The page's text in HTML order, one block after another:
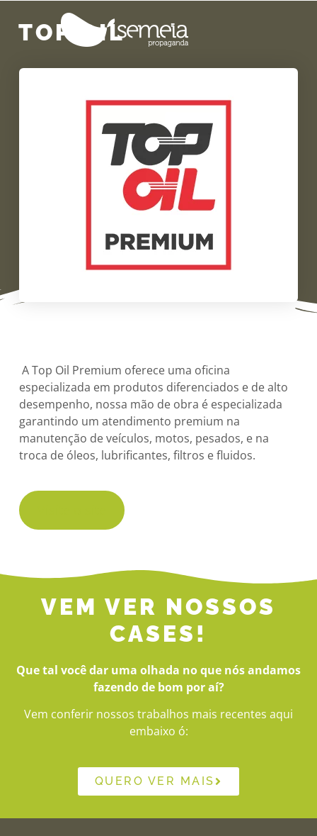
TOP OIL
A Top Oil Premium oferece uma oficina
especializada em produtos diferenciados e de alto
desempenho, nossa mão de obra é especializada
garantindo um atendimento premium na
manutenção de veículos, motos, pesados, e na
troca de óleos, lubrificantes, filtros e fluidos.
VEM VER NOSSOS
CASES!
Que tal você dar uma olhada no que nós andamos
fazendo de bom por aí?
Vem conferir nossos trabalhos mais recentes aqui
embaixo ó:
QUERO VER MAIS